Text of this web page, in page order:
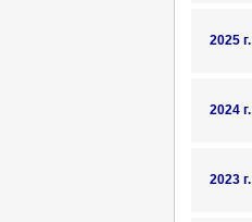
2025
2024
2023